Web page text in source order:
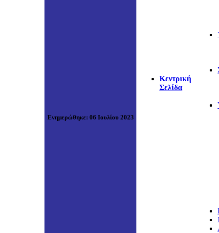
Κεντρική
Σελίδα
Ενημερώθηκε: 06 Ιουλίου 2023